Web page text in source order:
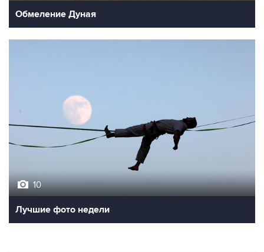
Обмеление Дуная
10
Лучшие фото недели